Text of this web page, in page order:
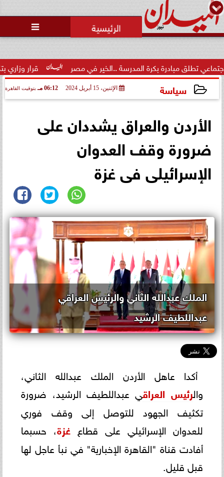

قرار وزاري بتكليف مبادرة بكرة المدرسة ..الخير في مصر
سياسة الإثنين، 15 أبريل 2024 06:12 مـ بتوقيت القاهرة
الأردن والعراق يشددان على
ضرورة وقف العدوان
الإسرائيلى فى غزة
الملك عبدالله الثاني والرئيس العراقي
عبداللطيف الرشيد
أكدا عاهل الأردن الملك عبدالله الثاني،
والرئيس العراقي عبداللطيف الرشيد، ضرورة
تكثيف الجهود للتوصل إلى وقف فوري
للعدوان الإسرائيلي على قطاع غزة، حسبما
أفادت قناة "القاهرة الإخبارية" في نبأ عاجل لها
قبل قليل.